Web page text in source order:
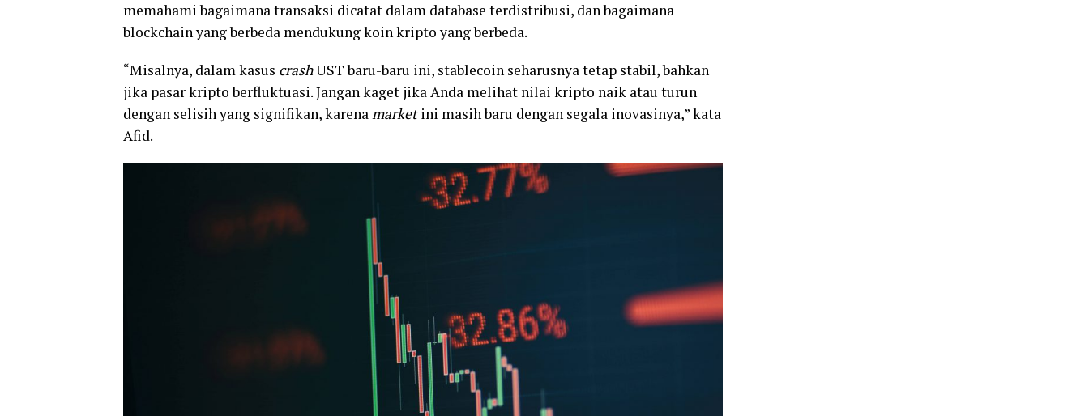
memahami bagaimana transaksi dicatat dalam database terdistribusi, dan bagaimana
blockchain yang berbeda mendukung koin kripto yang berbeda.
“Misalnya, dalam kasus crashUST baru-baru ini, stablecoin seharusnya tetap stabil, bahkan
jika pasar kripto berfluktuasi. Jangan kaget jika Anda melihat nilai kripto naik atau turun
dengan selisih yang signifikan, karenamarketini masih baru dengan segala inovasinya,” kata
Afid.